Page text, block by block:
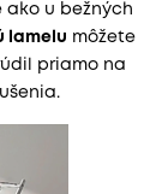
ako u bežných
lamelu môžete
priamo na